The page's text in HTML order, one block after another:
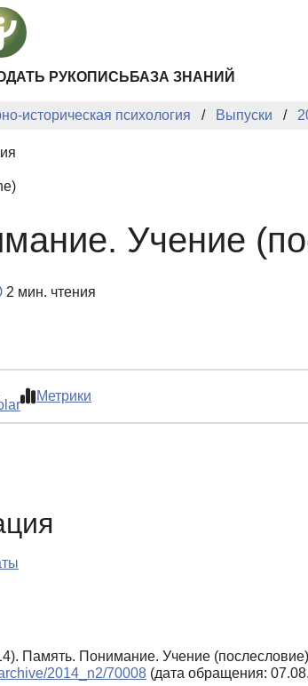
РУКОПИСЬ БАЗА ЗНАНИЙ
историческая психология Выпуски
Учение
2 мин. чтения
Метрики
Память. Понимание. Учение
2014_n2/70008 (дата обращения: